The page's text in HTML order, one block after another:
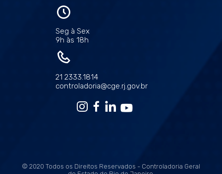
Seg à Sex
9h às 18h
21 2333.1814
controladoria@cge.rj.gov.br
© 2020 Todos os Direitos Reservados - Controladoria Geral